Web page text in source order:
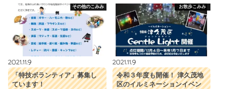
その他のこみみ
2021.11.9
「特技ボランティア」募集し
ています！
お散歩こみみ
2021.11.9
令和３年度も開催！ 津久茂地
区のイルミネーションイベン